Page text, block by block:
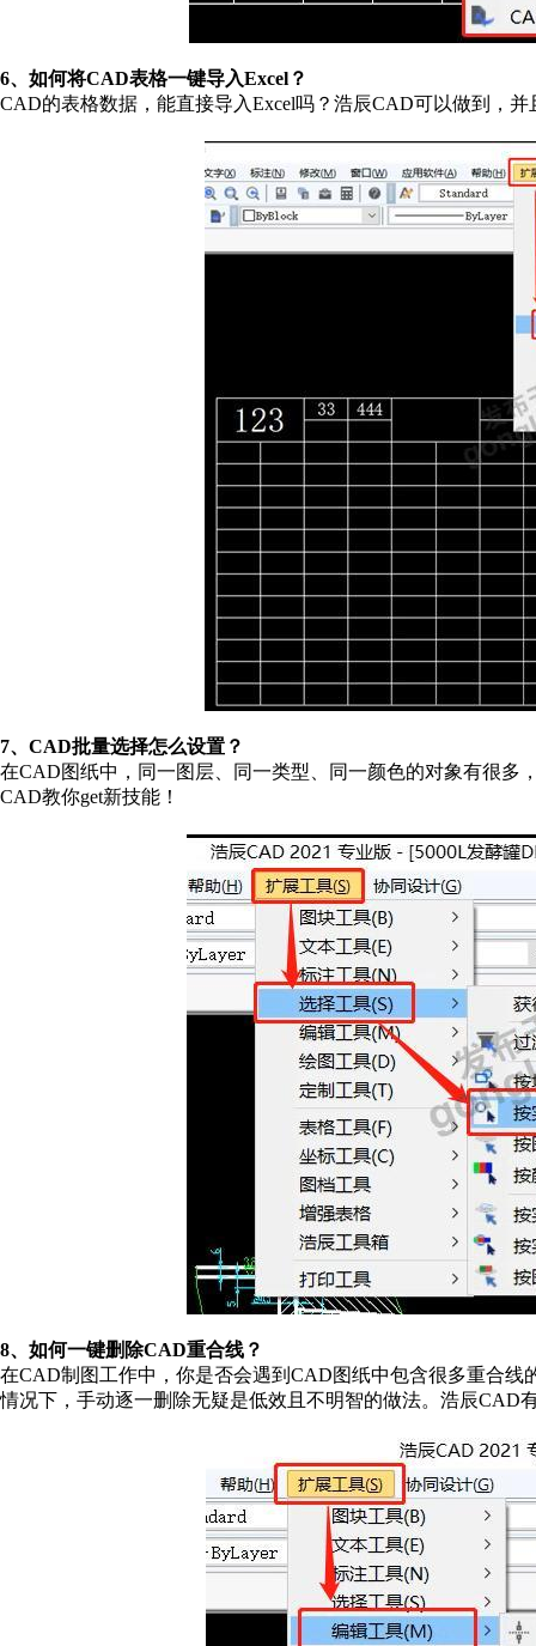
6、如何将CAD表格一键导入Excel？
CAD的表格数据，能直接导入Excel吗？浩辰CAD可以做到，并
7、CAD批量选择怎么设置？
在CAD图纸中，同一图层、同一类型、同一颜色的对象有很多
CAD教你get新技能！
8、如何一键删除CAD重合线？
在CAD制图工作中，你是否会遇到CAD图纸中包含很多重合
情况下，手动逐一删除无疑是低效且不明智的做法。浩辰CAD